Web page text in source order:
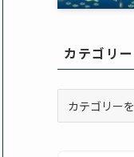
カテゴリー
テ